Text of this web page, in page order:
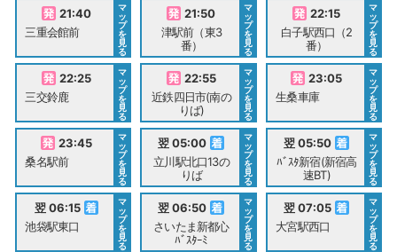
21:40
三重会館前
マ
ッ
プ
を
見
る
21:50
津駅前（東3
番）
マ
ッ
プ
を
見
る
22:15
白子駅西口（2
番）
マ
ッ
プ
を
見
る
22:25
三交鈴鹿
マ
ッ
プ
を
見
る
22:55
近鉄四日市(南の
りば)
マ
ッ
プ
を
見
る
23:05
生桑車庫
マ
ッ
プ
を
見
る
23:45
桑名駅前
マ
ッ
プ
を
見
る
翌 05:00
立川駅北口13の
りば
マ
ッ
プ
を
見
る
翌 05:50
ﾊﾞｽﾀ新宿(新宿高
速BT)
マ
ッ
プ
を
見
る
翌 06:15
池袋駅東口
マ
ッ
プ
を
見
る
翌 06:50
さいたま新都心
ﾊﾞｽﾀｰﾐ
マ
ッ
プ
を
見
る
翌 07:05
大宮駅西口
マ
ッ
プ
を
見
る